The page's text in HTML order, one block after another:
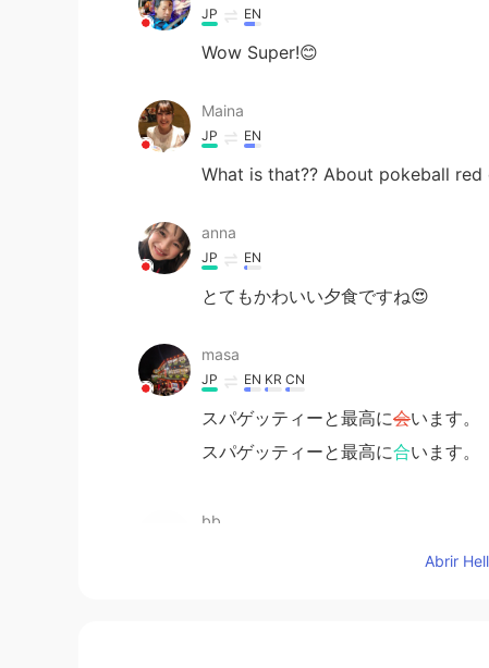
JP EN
Wow Super!😊
Maina
JP EN
What is that?? About pokeball red
anna
JP EN
とてもかわいい夕食ですね😍
masa
JP EN KR CN
スパゲッティーと最高に会います。
スパゲッティーと最高に合います。
bb
Abrir